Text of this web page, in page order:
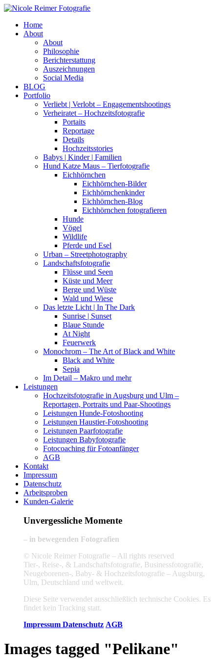
Home
About
About
Philosophie
Berichterstattung
Auszeichnungen
Social Media
BLOG
Portfolio
Verliebt | Verlobt – Engagementshootings
Verheiratet – Hochzeitsfotografie
Portaits
Reportage
Details
Hochzeitsstories
Babys | Kinder | Familien
Hund Katze Maus – Tierfotografie
Eichhörnchen
Eichhörnchen-Bilder
Eichhörnchenkinder
Eichhörnchen-Blog
Eichhörnchen fotografieren
Hunde
Vögel
Wildlife
Pferde und Esel
Urban – Streetphotography
Landschaftsfotografie
Flüsse und Seen
Küste und Meer
Berge und Wüste
Wald und Wiese
Das letzte Licht | In The Dark
Sunrise | Sunset
Blaue Stunde
At Night
Feuerwerk
Monochrom – The Art of Black and White
Black and White
Sepia
Im Detail – Makro und mehr
Leistungen
Hochzeitsfotografie in Augsburg und Ulm –
Reportagen, Portraits und Paar-Shootings
Leistungen Hunde-Fotoshooting
Leistungen Haustier-Fotoshooting
Leistungen Paarfotografie
Leistungen Babyfotografie
Fotocoaching für Fotoanfänger
AGB
Kontakt
Impressum
Datenschutz
Arbeitsproben
Kunden-Galerie
Unvergessliche Momente
– in bewegenden Fotografien
© Nicole Reimer Fotografie – All rights reserved
Tier-, Reise-, & Landschaftsfotografie, Businessfotografie,
Neugeborenen-, Baby- & Hochzeitsfotografie – Augsburg,
Ulm, Deutschland und weltweit.
Diese Seite verwendet ausschließlich technische Cookies. Es
findet kein Tracking statt.
Impressum Datenschutz AGB
Images tagged "Pelikane"